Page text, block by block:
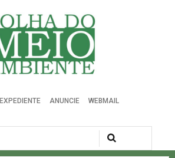
Folha do Meio Ambiente
EXPEDIENTE ANUNCIE WEBMAIL